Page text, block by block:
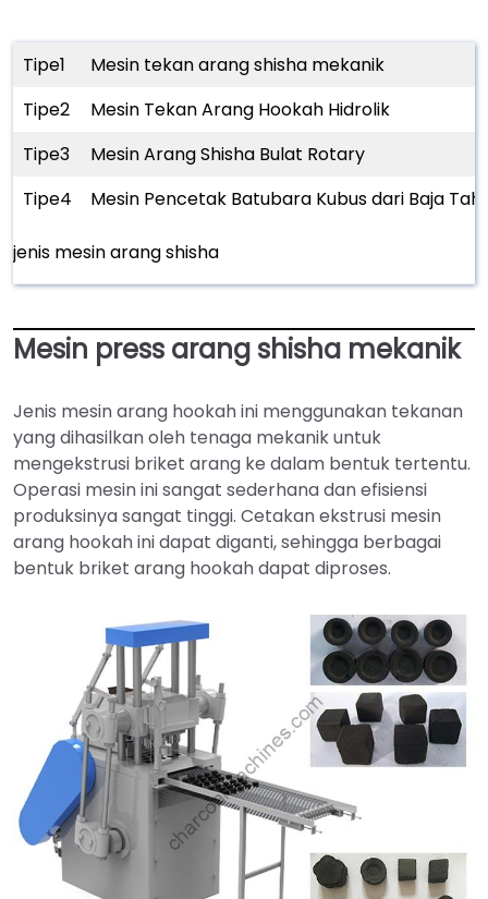
Tipe1
Mesin tekan arang shisha mekanik
Tipe2
Mesin Tekan Arang Hookah Hidrolik
Tipe3
Mesin Arang Shisha Bulat Rotary
Tipe4
Mesin Pencetak Batubara Kubus dari Baja
jenis mesin arang shisha
Mesin press arang shisha mekanik
Jenis mesin arang hookah ini menggunakan tekanan
yang dihasilkan oleh tenaga mekanik untuk
mengekstrusi briket arang ke dalam bentuk tertentu.
Operasi mesin ini sangat sederhana dan efisiensi
produksinya sangat tinggi. Cetakan ekstrusi mesin
arang hookah ini dapat diganti, sehingga berbagai
bentuk briket arang hookah dapat diproses.